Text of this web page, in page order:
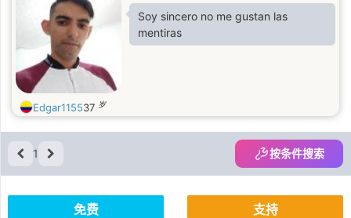
Soy sincero no me gustan las
mentiras
Edgar115537 岁
1 按条件搜索
免费 支持